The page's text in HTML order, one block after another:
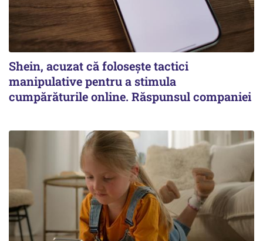
Shein, acuzat că folosește tactici
manipulative pentru a stimula
cumpărăturile online. Răspunsul companiei